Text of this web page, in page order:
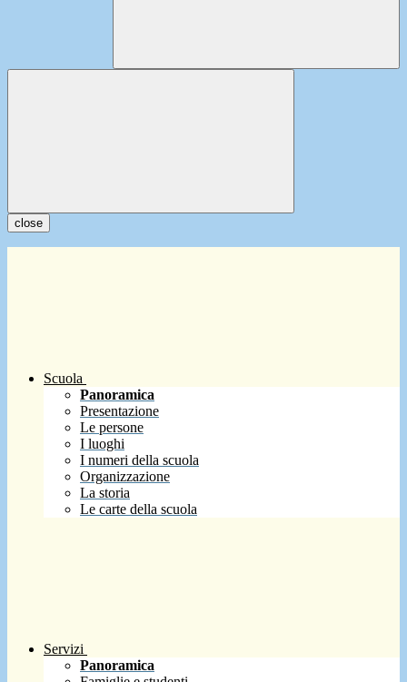
close
Scuola
Panoramica
Presentazione
Le persone
I luoghi
I numeri della scuola
Organizzazione
La storia
Le carte della scuola
Servizi
Panoramica